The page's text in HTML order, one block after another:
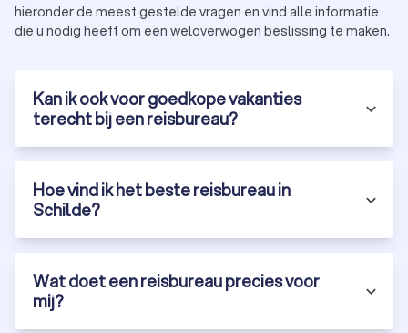
Alleen bureaus die voldoen aan onze kwaliteitsnormen blijven
zichtbaar. Onbetrouwbare aanbieders verwijderen we actief,
rechtstreekse contactgegevens van zowel grote reisbureaus
als kleinschalige, gespecialiseerde reisorganisaties. Dankzij
offertes aan en kies met vertrouwen het reisbureau dat het
beste bij u past. Een vakantie boeken is nog nooit zo makkelijk
geweest.
hieronder de meest gestelde vragen en vind alle informatie
die u nodig heeft om een weloverwogen beslissing te maken.
Kan ik ook voor goedkope vakanties
terecht bij een reisbureau?
Hoe vind ik het beste reisbureau in
Schilde?
Wat doet een reisbureau precies voor
mij?